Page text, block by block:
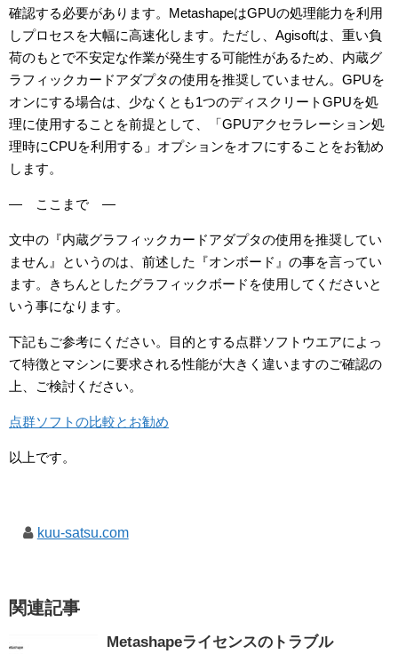
確認する必要があります。MetashapeはGPUの処理能力を利用
しプロセスを大幅に高速化します。ただし、Agisoftは、重い負
荷のもとで不安定な作業が発生する可能性があるため、内蔵グ
ラフィックカードアダプタの使用を推奨していません。GPUを
オンにする場合は、少なくとも1つのディスクリートGPUを処
理に使用することを前提として、「GPUアクセラレーション処
理時にCPUを利用する」オプションをオフにすることをお勧め
します。
— ここまで —
文中の『内蔵グラフィックカードアダプタの使用を推奨してい
ません』というのは、前述した『オンボード』の事を言ってい
ます。きちんとしたグラフィックボードを使用してくださいと
いう事になります。
下記もご参考にください。目的とする点群ソフトウエアによっ
て特徴とマシンに要求される性能が大きく違いますのご確認の
上、ご検討ください。
点群ソフトの比較とお勧め
以上です。
kuu-satsu.com
関連記事
Metashapeライセンスのトラブル